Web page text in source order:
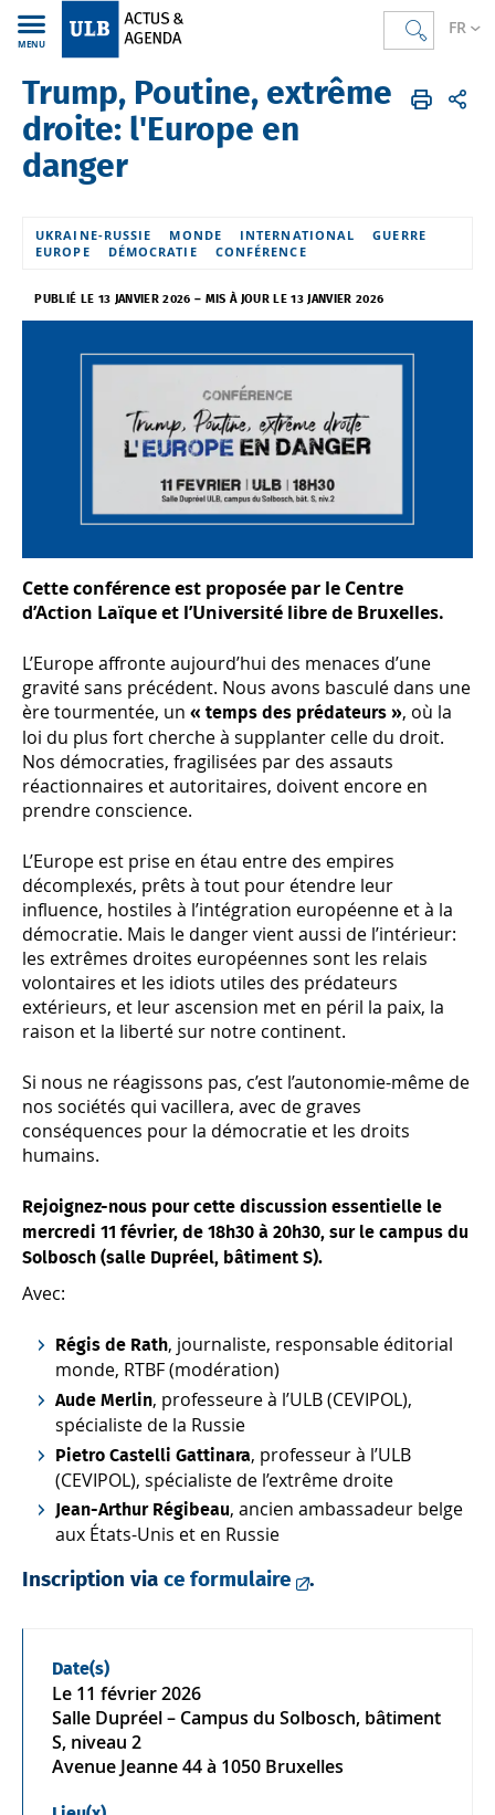
FR
MENU
Actus & Agenda FR Agenda Cours - Conférences - Débats
Trump, Poutine, extrême
droite: l'Europe en
danger
UKRAINE-RUSSIE MONDE INTERNATIONAL
GUERRE
EUROPE
DÉMOCRATIE CONFÉRENCE
PUBLIÉ LE 13 JANVIER 2026 – MIS À JOUR LE 13 JANVIER 2026
Cette conférence est proposée par le Centre
d’Action Laïque et l’Université libre de Bruxelles.
L’Europe affronte aujourd’hui des menaces d’une
gravité sans précédent. Nous avons basculé dans une
ère tourmentée, un « temps des prédateurs », où la
loi du plus fort cherche à supplanter celle du droit.
Nos démocraties, fragilisées par des assauts
réactionnaires et autoritaires, doivent encore en
prendre conscience.
L’Europe est prise en étau entre des empires
décomplexés, prêts à tout pour étendre leur
influence, hostiles à l’intégration européenne et à la
démocratie. Mais le danger vient aussi de l’intérieur:
les extrêmes droites européennes sont les relais
volontaires et les idiots utiles des prédateurs
extérieurs, et leur ascension met en péril la paix, la
raison et la liberté sur notre continent.
Si nous ne réagissons pas, c’est l’autonomie-même de
nos sociétés qui vacillera, avec de graves
conséquences pour la démocratie et les droits
humains.
Rejoignez-nous pour cette discussion essentielle le
mercredi 11 février, de 18h30 à 20h30, sur le campus du
Solbosch (salle Dupréel, bâtiment S).
Avec:
Régis de Rath, journaliste, responsable éditorial
monde, RTBF (modération)
Aude Merlin, professeure à l’ULB (CEVIPOL),
spécialiste de la Russie
Pietro Castelli Gattinara, professeur à l’ULB
(CEVIPOL), spécialiste de l’extrême droite
Jean-Arthur Régibeau, ancien ambassadeur belge
aux États-Unis et en Russie
Inscription via ce formulaire .
Date(s)
Le11 février 2026
Salle Dupréel – Campus du Solbosch, bâtiment
S, niveau 2
Avenue Jeanne 44 à 1050 Bruxelles